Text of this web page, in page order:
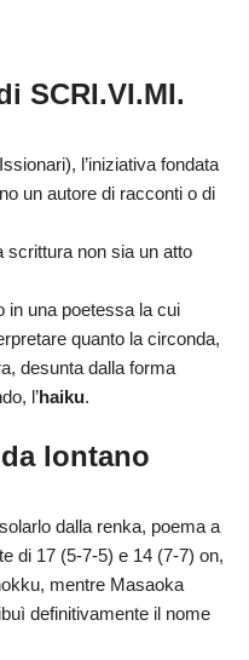
SCRI.VI.MI.
l’iniziativa fondata
un autore di racconti o di
scrittura non sia un atto
in una poetessa la cui
quanto la circonda,
desunta dalla forma
l’haiku.
lontano
dalla renka, poema a
di 17 (5-7-5) e 14 (7-7) on,
mentre Masaoka
definitivamente il nome